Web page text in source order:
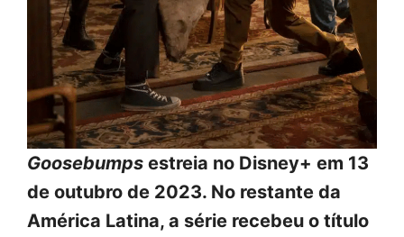
Goosebumps estreia no Disney+ em 13
de outubro de 2023. No restante da
América Latina, a série recebeu o título